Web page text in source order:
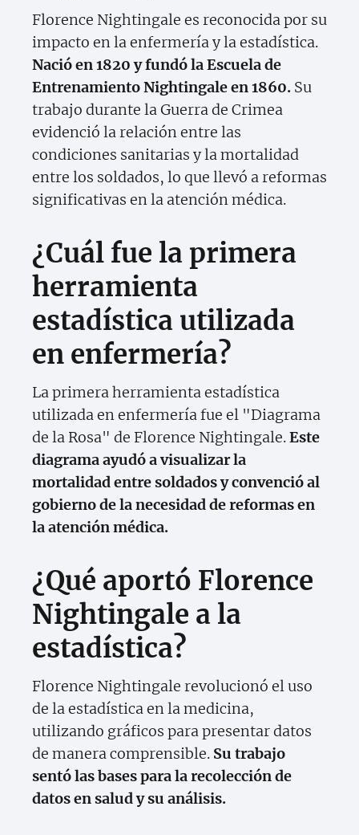
Florence Nightingale es reconocida por su
impacto en la enfermería y la estadística.
Nació en 1820 y fundó la Escuela de
Entrenamiento Nightingale en 1860. Su
trabajo durante la Guerra de Crimea
evidenció la relación entre las
condiciones sanitarias y la mortalidad
entre los soldados, lo que llevó a reformas
significativas en la atención médica.
¿Cuál fue la primera
herramienta
estadística utilizada
en enfermería?
La primera herramienta estadística
utilizada en enfermería fue el "Diagrama
de la Rosa" de Florence Nightingale.Este
diagrama ayudó a visualizar la
mortalidad entre soldados y convenció al
gobierno de la necesidad de reformas en
la atención médica.
¿Qué aportó Florence
Nightingale a la
estadística?
Florence Nightingale revolucionó el uso
de la estadística en la medicina,
utilizando gráficos para presentar datos
de manera comprensible. Su trabajo
sentó las bases para la recolección de
datos en salud y su análisis.